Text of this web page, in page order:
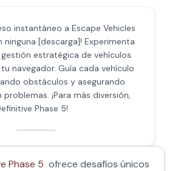
instantáneo a Escape Vehicles
ninguna [descarga]! Experimenta
estratégica de vehículos
navegador. Guía cada vehículo
obstáculos y asegurando
¡Para más diversión,
Phase 5!
Phase 5 ofrece desafíos únicos